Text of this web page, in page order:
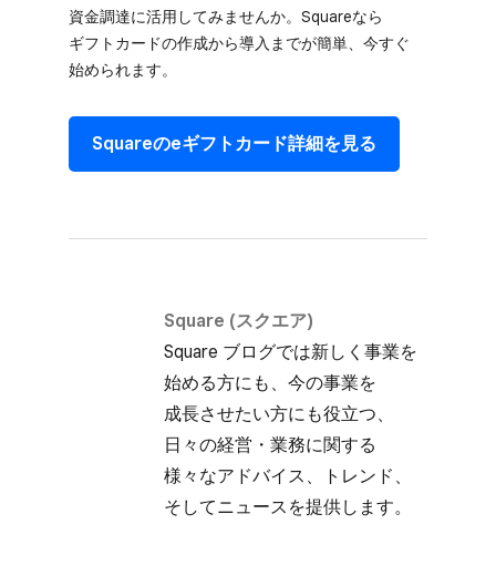
資金調達に​活用してみませんか。​Squareなら​
ギフトカードの​作成から​導入までが​簡単、​今す​ぐ​
始められます。
Squareの​eギフトカード詳細を​見る
Square (スクエア)
Square ブログでは​新しく​事業を​
始める方にも、​今の​事業を​
成長させたい方にも​役立つ、​
日々の​経営・業務に​関する​
様々な​アドバイス、​トレンド、​
そして​ニュースを​提供します。